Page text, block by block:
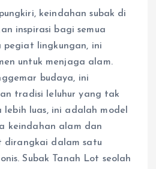
keindahan subak di
inspirasi bagi semua
pegiat lingkungan, ini
untuk menjaga alam.
budaya, ini
tradisi leluhur yang tak
luas, ini adalah model
keindahan alam dan
dalam satu
Subak Tanah Lot seolah